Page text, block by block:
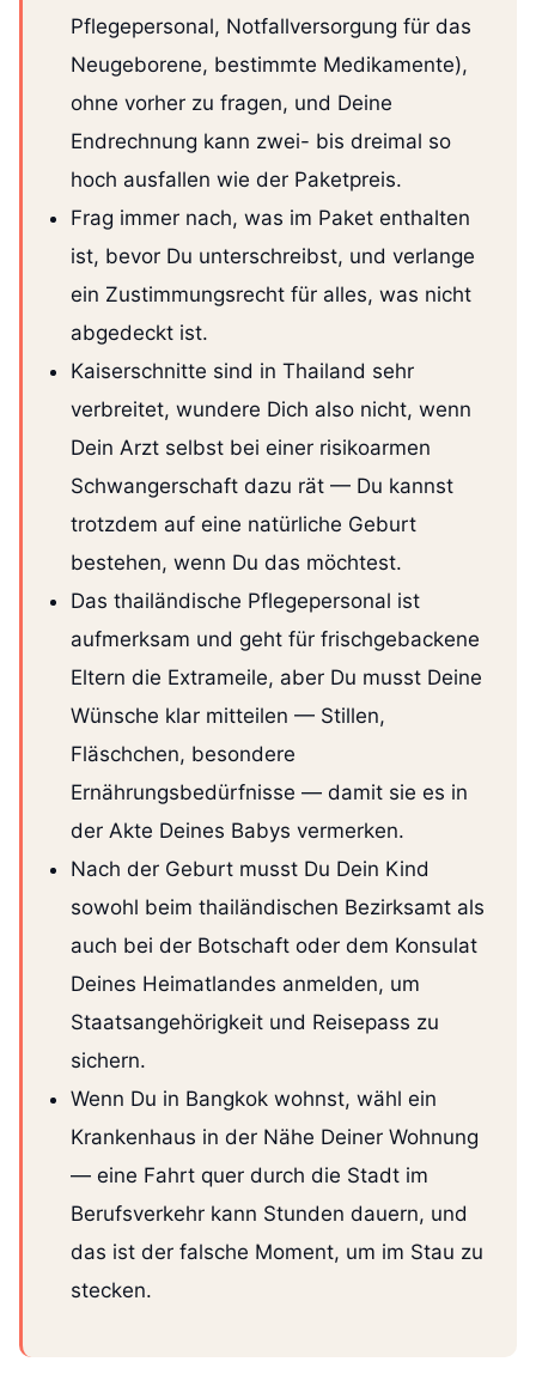
Pflegepersonal, Notfallversorgung für das
Neugeborene, bestimmte Medikamente),
ohne vorher zu fragen, und Deine
Endrechnung kann zwei- bis dreimal so
hoch ausfallen wie der Paketpreis.
Frag immer nach, was im Paket enthalten
ist, bevor Du unterschreibst, und verlange
ein Zustimmungsrecht für alles, was nicht
abgedeckt ist.
Kaiserschnitte sind in Thailand sehr
verbreitet, wundere Dich also nicht, wenn
Dein Arzt selbst bei einer risikoarmen
Schwangerschaft dazu rät — Du kannst
trotzdem auf eine natürliche Geburt
bestehen, wenn Du das möchtest.
Das thailändische Pflegepersonal ist
aufmerksam und geht für frischgebackene
Eltern die Extrameile, aber Du musst Deine
Wünsche klar mitteilen — Stillen,
Fläschchen, besondere
Ernährungsbedürfnisse — damit sie es in
der Akte Deines Babys vermerken.
Nach der Geburt musst Du Dein Kind
sowohl beim thailändischen Bezirksamt als
auch bei der Botschaft oder dem Konsulat
Deines Heimatlandes anmelden, um
Staatsangehörigkeit und Reisepass zu
sichern.
Wenn Du in Bangkok wohnst, wähl ein
Krankenhaus in der Nähe Deiner Wohnung
— eine Fahrt quer durch die Stadt im
Berufsverkehr kann Stunden dauern, und
das ist der falsche Moment, um im Stau zu
stecken.